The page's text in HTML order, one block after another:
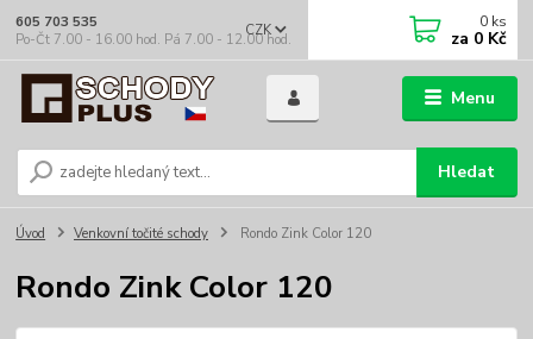
Menu
CZK
Hledat
605 703 535
Po-Čt 7.00 - 16.00 hod. Pá 7.00 - 12.00 hod.
0 ks
za 0 Kč
Úvod Venkovní točité schody Rondo Zink Color 120
Rondo Zink Color 120